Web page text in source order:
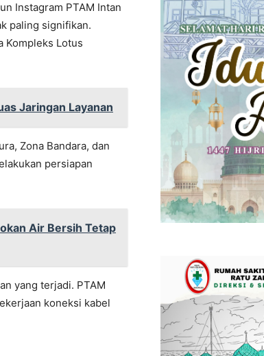
Instagram PTAM Intan
paling signifikan.
Kompleks Lotus
Jaringan Layanan
Zona Bandara, dan
persiapan
Air Bersih Tetap
yang terjadi. PTAM
koneksi kabel